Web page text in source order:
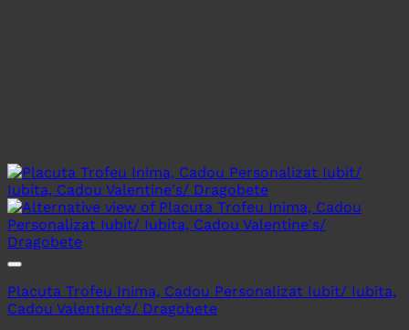
Placuta Trofeu Inima, Cadou Personalizat Iubit/ Iubita,
Cadou Valentine’s/ Dragobete